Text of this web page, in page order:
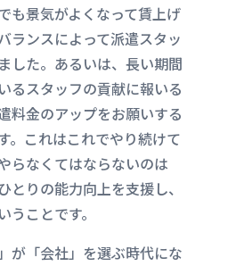
も景気がよくなって賃上げ
ランスによって派遣スタッ
した。あるいは、長い期間
るスタッフの貢献に報いる
料金のアップをお願いする
。これはこれでやり続けて
らなくてはならないのは
とりの能力向上を支援し、
ことです。
が「会社」を選ぶ時代にな